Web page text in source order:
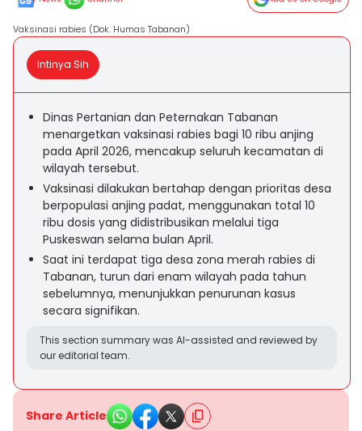
Vaksinasi rabies (Dok. Humas Tabanan)
Intinya Sih
Dinas Pertanian dan Peternakan Tabanan
menargetkan vaksinasi rabies bagi 10 ribu anjing
pada April 2026, mencakup seluruh kecamatan di
wilayah tersebut.
Vaksinasi dilakukan bertahap dengan prioritas desa
berpopulasi anjing padat, menggunakan total 10
ribu dosis yang didistribusikan melalui tiga
Puskeswan selama bulan April.
Saat ini terdapat tiga desa zona merah rabies di
Tabanan, turun dari enam wilayah pada tahun
sebelumnya, menunjukkan penurunan kasus
secara signifikan.
This section summary was AI-assisted and reviewed by
our editorial team.
Share Article